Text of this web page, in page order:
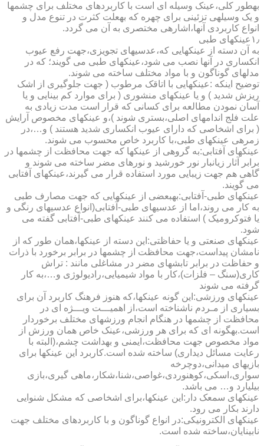
به­طور کلی،عینک وسیله ای است با کاربردهای مختلف برای چشمها
و یک وسیله­ی تزئینی برای چهره که به­علت کثرت در تنوع مدل و
انواع کاربردی آنها،اشاره­ی مختصری به آن می گردد.
۱٫عینکهای طبی
به آن دسته از عینکهایی که،عدسیهای تجویزی،جهت رفع عیوب
انکساری در آنها نصب می شود،عینکهای طبی می گویند؛ که در
مدلهای گوناگون و با مواد مختلف ساخته می شوند.
توضیح اینکه :عینکهایی با اتاقک مرطوب ( جهت جلوگیری از اشک
ریزش شدید ) و یا عینکهای منشوری ( برای موارد کم بینایی و یا
آسان نمودن مطالعه برای کسانی که قرار است مدت زیادی به
علت فلج اندامهای اصلی،بستری شوند )،و عینکهای مخصوص آرایش
( برای اشخاصی که دارای عیوب انکساری شدید هستند ) و…،در
زمره­ی عینکهای طبی،با کاربرد خاص محسوب می شوند.
عینکهای آفتابی:به گروهی از عینکها که جهت محافظت از چشمها در
برابر آثار زیانبار نور خورشید و نورهای مضر ساخته می شوند و
گاهی هم جهت زیبایی مورد استفاده قرار می گیرند،عینکهای آفتابی
می گویند.
عینکهای طبی-آفتابی:به­بعضی از عینکهایی که جهت مصارف طبی
به کار می روند،اما از عدسیهای طبی-آفتابی(انواع عدسیهای رنگی و
یا فتوکرومیک ) استفاده می کنند عینکهای طبی-آفتابی گفته می
شود.
عینکهای صنعتی و یا حفاظتی:این دسته از عینکها،همان طور که از
نامشان پیداست،جهت محافظت از چشمها در برابر برخورد با ذرات
و حفاظت در برابر تابشهای مضر در مشاغلی مانند : تراش
کاری(سنگ – فلزات)،کار با مواد شیمیایی،رادیولوژی و…،به کار
گرفته می شوند
عینکهای ورزشی:این گونه عینکها،که هنوز فرهنگ کاربرد آن برای
بسیاری از مـردم ناشناخته است،از اهمیـــت ویـــژه ای در
محافظت از چشمها در هنگام انجام ورزشهای مختلف برخوردار
است.به­گونه ای که برای هر ورزشی،عینک خاص همان ورزش از
مواد مخصوص جهت محافظت،ایمنی و بهداشت چشم،(البته با
رعایت مسائل دیداری) ساخته شده است.کاربرد این عینکها برای
بازیهای میدانی،دوچرخه
سواری،اسکی،کوهنوردی،غواصی،شنا،شکار،ماهی گیری،بازی
بیلیارد و… می باشد.
عینکهای سمعک دار:این عینکها،برای اشخاصی که مشکل شنوایی
دارند بکار می رود.
عینکهای الکترونیکی:در انواع گوناگون و با کاربردهای مختلف جهت
نابینایان،ساخته شده است.